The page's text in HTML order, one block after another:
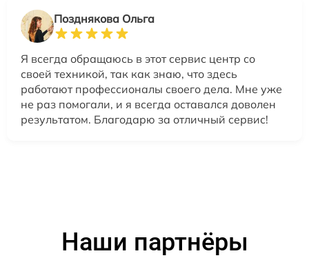
Позднякова Ольга
Я всегда обращаюсь в этот сервис центр со
своей техникой, так как знаю, что здесь
работают профессионалы своего дела. Мне уже
не раз помогали, и я всегда оставался доволен
результатом. Благодарю за отличный сервис!
Наши партнёры